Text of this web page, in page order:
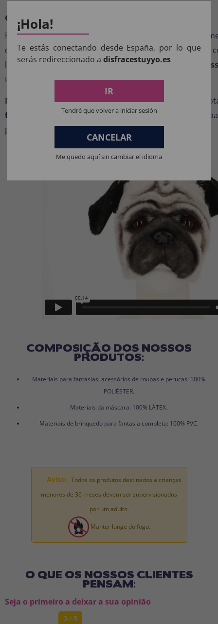
Cuidados e manutenção
Para manter sua máscara em perfeitas condições,
delicadamente com um pano úmido após cada uso. Sua
longa vida útil, tornando esta máscara um daqueles
transformam momentos comuns em extraordinários.
Não espere mais!As melhores ofertas de fantasias
fantasias
nunca foi tão fácil: adicione ao carrinho e
próxima aventura festiva.
COMPOSIÇÃO DOS NOSSOS
PRODUTOS:
Materiais para fantasias, acessórios de roupas e perucas: 100%
POLIÉSTER.
Materiais da máscara: 100% LÁTEX.
Materiais de brinquedo para fantasia completa: 100% PVC.
Aviso: Todos os produtos destinados a crianças
menores de 36 meses devem ser supervisionados
por um adulto.
Manter longe do fogo.
O QUE OS NOSSOS CLIENTES
PENSAM:
Seja o primeiro a deixar a sua opinião
0 / 5
¡Hola!
Te estás conectando desde España, por lo que
serás redireccionado a disfracestuyyo.es
IR
Tendré que volver a iniciar sesión
CANCELAR
Me quedo aquí sin cambiar el idioma